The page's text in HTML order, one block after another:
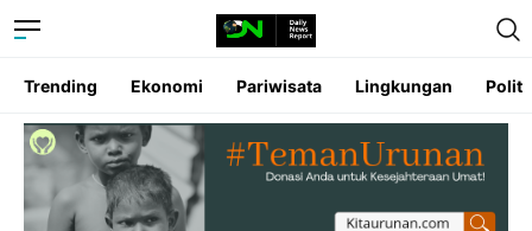
Trending Ekonomi Pariwisata Lingkungan